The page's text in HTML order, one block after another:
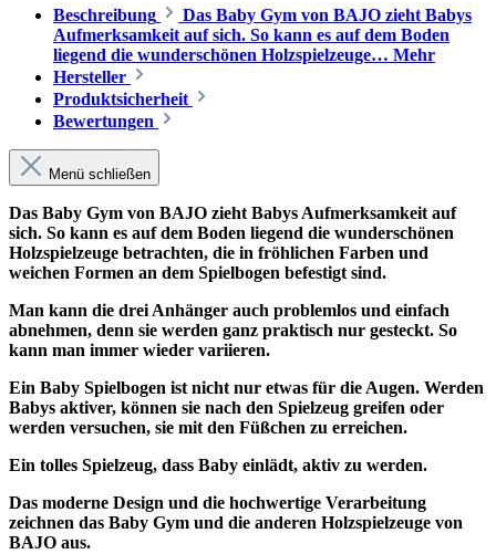
Beschreibung
Das Baby Gym von BAJO zieht Babys
Aufmerksamkeit auf sich. So kann es auf dem Boden
liegend die wunderschönen Holzspielzeuge… Mehr
Hersteller
Produktsicherheit
Bewertungen
Menü schließen
Das Baby Gym von BAJO zieht Babys Aufmerksamkeit auf
sich. So kann es auf dem Boden liegend die wunderschönen
Holzspielzeuge betrachten, die in fröhlichen Farben und
weichen Formen an dem Spielbogen befestigt sind.
Man kann die drei Anhänger auch problemlos und einfach
abnehmen, denn sie werden ganz praktisch nur gesteckt. So
kann man immer wieder variieren.
Ein Baby Spielbogen ist nicht nur etwas für die Augen. Werden
Babys aktiver, können sie nach den Spielzeug greifen oder
werden versuchen, sie mit den Füßchen zu erreichen.
Ein tolles Spielzeug, dass Baby einlädt, aktiv zu werden.
Das moderne Design und die hochwertige Verarbeitung
zeichnen das Baby Gym und die anderen Holzspielzeuge von
BAJO aus.